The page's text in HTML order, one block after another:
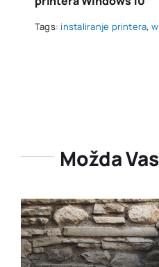
Tags: instaliranje printera,
Možda